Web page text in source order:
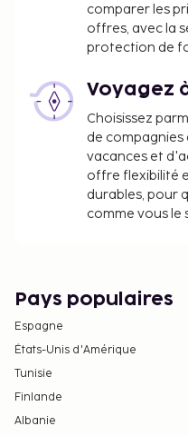
passeport.
Conformément
nationales, les
effectuées dans
pas dépasser 5000
d'informations,
l'hébergement aux
la confirmation de
comparer les
offres, avec la
protection de
Voyagez
Choisissez
de compagnies
vacances et
offre flexibilité
durables, pour
comme vous le
Pays populaires
Espagne
États-Unis d'Amérique
Tunisie
Finlande
Albanie